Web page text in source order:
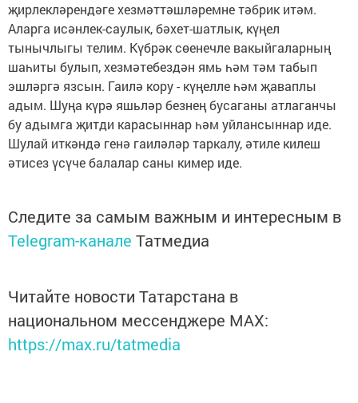
җирлекләрендәге хезмәттәшләремне тәбрик итәм.
Аларга исәнлек-саулык, бәхет-шатлык, күңел
тынычлыгы телим. Күбрәк сөенечле вакыйгаларның
шаһиты булып, хезмәтебездән ямь һәм тәм табып
эшләргә язсын. Гаилә кору - күңелле һәм җаваплы
адым. Шуңа күрә яшьләр безнең бусаганы атлаганчы
бу адымга җитди карасыннар һәм уйлансыннар иде.
Шулай иткәндә генә гаиләләр таркалу, әтиле килеш
әтисез үсүче балалар саны кимер иде.
Следите за самым важным и интересным в
Telegram-канале Татмедиа
Читайте новости Татарстана в
национальном мессенджере MАХ:
https://max.ru/tatmedia